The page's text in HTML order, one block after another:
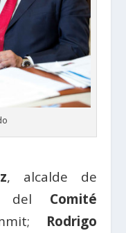
, alcalde de
del Comité
Rodrigo